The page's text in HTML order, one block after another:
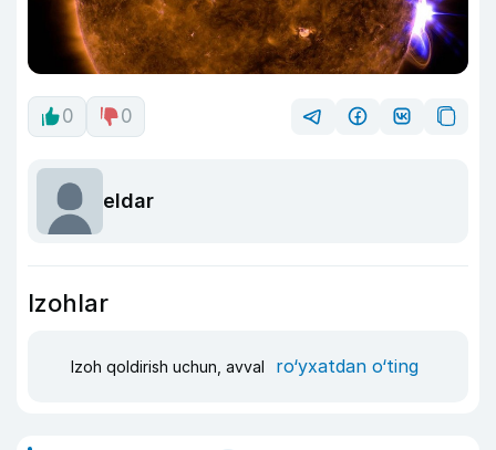
0 0
eldar
Izohlar
Izoh qoldirish uchun, avval ro‘yxatdan o‘ting